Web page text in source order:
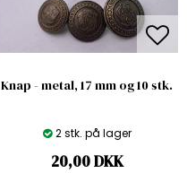
Knap - metal, 17 mm og 10 stk.
2 stk. på lager
20,00DKK